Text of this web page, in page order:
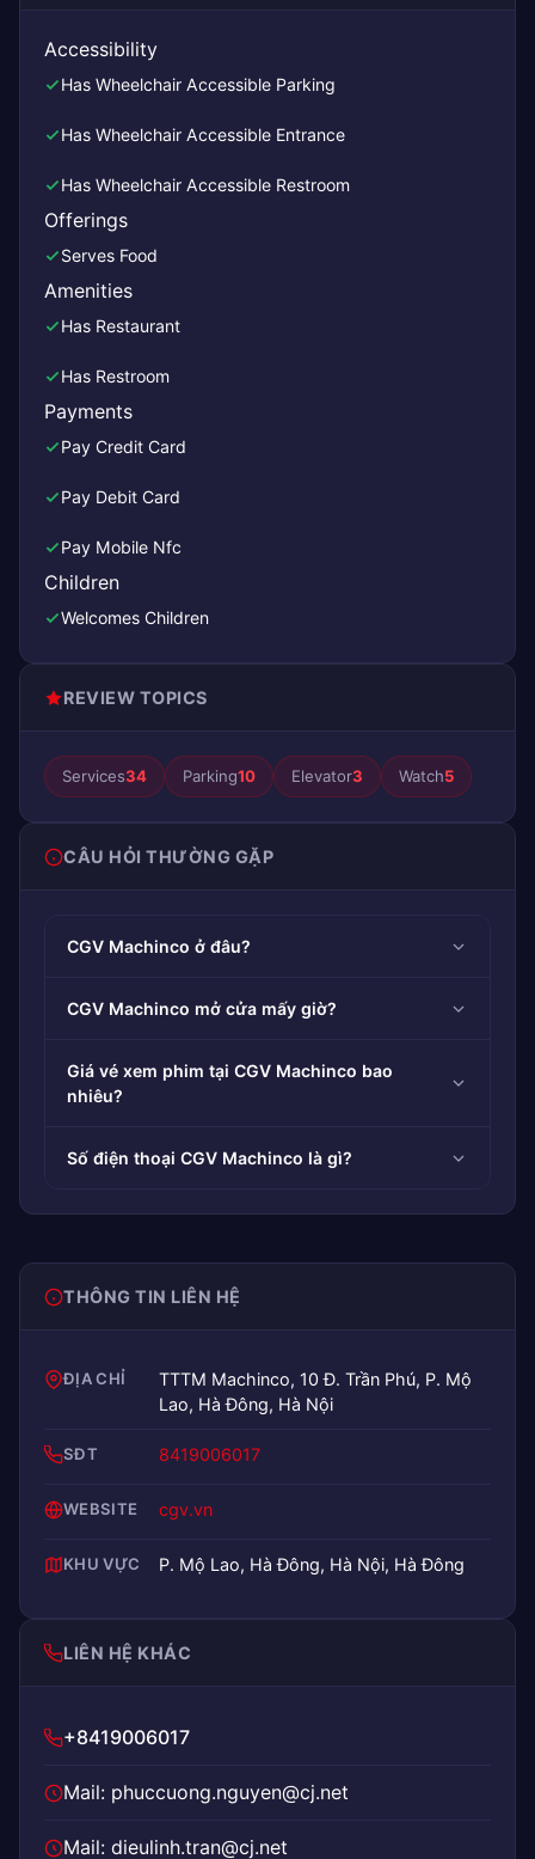
Accessibility
Has Wheelchair Accessible Parking
Has Wheelchair Accessible Entrance
Has Wheelchair Accessible Restroom
Offerings
Serves Food
Amenities
Has Restaurant
Has Restroom
Payments
Pay Credit Card
Pay Debit Card
Pay Mobile Nfc
Children
Welcomes Children
REVIEW TOPICS
Services34 Parking10 Elevator3 Watch5
CÂU HỎI THƯỜNG GẶP
CGV Machinco ở đâu?
CGV Machinco mở cửa mấy giờ?
Giá vé xem phim tại CGV Machinco bao
nhiêu?
Số điện thoại CGV Machinco là gì?
THÔNG TIN LIÊN HỆ
ĐỊA CHỈ
TTTM Machinco, 10 Đ. Trần Phú, P. Mộ
Lao, Hà Đông, Hà Nội
SĐT 8419006017
WEBSITE cgv.vn
KHU VỰC P. Mộ Lao, Hà Đông, Hà Nội, Hà Đông
LIÊN HỆ KHÁC
+8419006017
Mail: phuccuong.nguyen@cj.net
Mail: dieulinh.tran@cj.net